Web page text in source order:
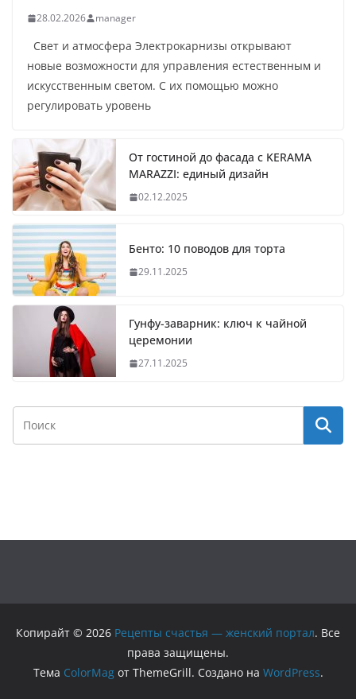
28.02.2026 manager
Свет и атмосфера Электрокарнизы открывают
новые возможности для управления естественным и
искусственным светом. С их помощью можно
регулировать уровень
От гостиной до фасада с KERAMA
MARAZZI: единый дизайн
02.12.2025
Бенто: 10 поводов для торта
29.11.2025
Гунфу-заварник: ключ к чайной
церемонии
27.11.2025
Копирайт © 2026 Рецепты счастья — женский портал. Все
права защищены.
Тема ColorMagот ThemeGrill. Создано на WordPress.